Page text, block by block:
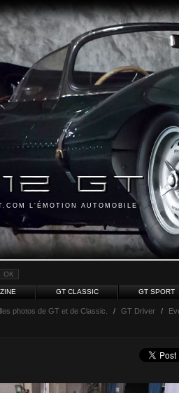
L'ÉMOTION AUTOMOBILE
GT CLASSIC GT SPORT
photos de GT et de Classic. / GT Driver /